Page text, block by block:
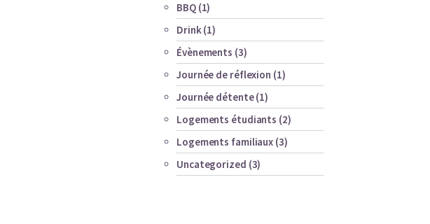
BBQ(1)
Drink(1)
Évènements (3)
Journée de réflexion (1)
Journée détente(1)
Logements étudiants (2)
Logements familiaux (3)
Uncategorized (3)